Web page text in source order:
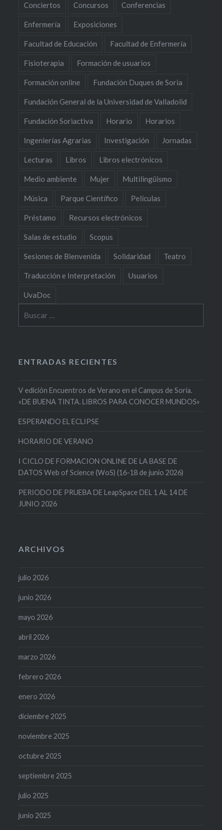
Conciertos Concursos Conferencias
Enfermería Exposiciones
Facultad de Educación Facultad de Enfermería
Fisioterapia Formación de usuarios
Formación online Fundación Duques de Soria
Fundación General de la Universidad de Valladolid
Fundación Soriactiva Horario Horarios
Ingenierías Agrarias Investigación Jornadas
Lecturas Libros Libros electrónicos
Medio ambiente Mujer Multilingüismo
Música Parque Científico Películas
Préstamo Recursos electrónicos
Salas de estudio Scopus
Sesiones de Bienvenida Solidaridad Teatro
Traducción e Interpretación Usuarios
UvaDoc
ENTRADAS RECIENTES
V edición Encuentros de Verano en el Campus de Soria.
«DE BUENA TINTA. LIBROS PARA CONOCER MUNDOS»
ESPERANDO EL ECLIPSE
HORARIO DE VERANO
I CICLO DE FORMACION ONLINE DE LA BASE DE
DATOS Web of Science (WoS) (16-18 de junio 2026)
PERIODO DE PRUEBA DE LeapSpace DEL 1 AL 14 DE
JUNIO 2026
ARCHIVOS
julio 2026
junio 2026
mayo 2026
abril 2026
marzo 2026
febrero 2026
enero 2026
diciembre 2025
noviembre 2025
octubre 2025
septiembre 2025
julio 2025
junio 2025